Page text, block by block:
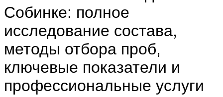
Собинке: полное
исследование состава,
методы отбора проб,
ключевые показатели и
профессиональные услуги